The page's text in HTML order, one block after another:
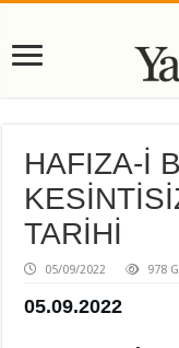
HAFIZA-İ
TARİHİ
05/09/2022 978
05.09.2022